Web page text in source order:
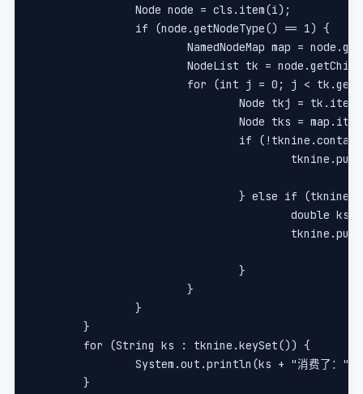
		Node node = cls.item(i);
		if (node.getNodeType() == 1) {
NamedNodeMap map =
NodeList tk =
for (int j = 0; j <
Node tkj =
Node tks =
if
} else if
double
				}
			}
		}
	}
	for (String ks : tknine.keySet()) {
System.out.println(ks + "消费了："
	}